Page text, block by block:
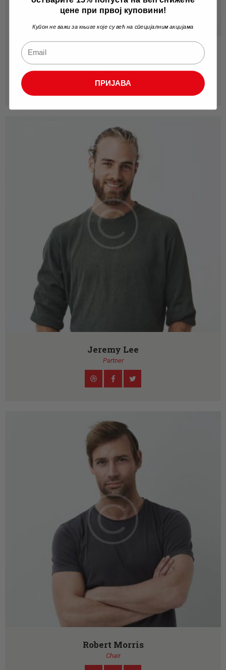
Assistant
Jeremy Lee
Partner
Robert Morris
Chair
цене при првој куповини!
Купон не важи за књиге које су већ на специјалним акцијама
ПРИЈАВА